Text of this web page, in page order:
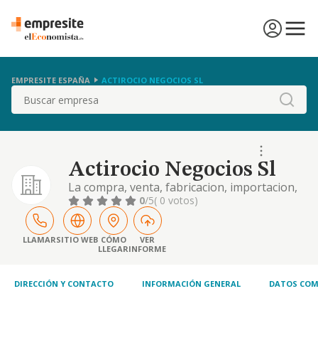
EMPRESITE ESPAÑA ACTIROCIO NEGOCIOS SL
Buscar
Actirocio Negocios Sl
La compra, venta, fabricacion, importacion,
exportacion, explotacion, promocion,
distribucion y comercializacion de productos
alimenticios, bebidas y todo tipo de articulos
relacionados con los tejidos, etc.
0/5( 0 votos)
LLAMARSITIO WEB CÓMO
LLEGAR
VER
INFORME
DIRECCIÓN Y CONTACTO INFORMACIÓN GENERAL DATOS